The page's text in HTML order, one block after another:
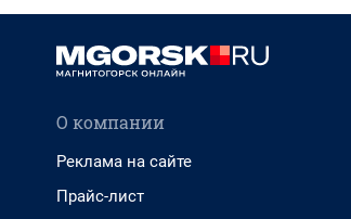
О компании
Реклама на сайте
Прайс-лист